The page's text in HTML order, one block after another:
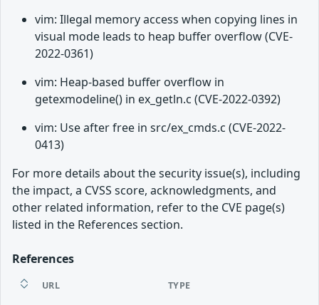
vim: Illegal memory access when copying lines in
visual mode leads to heap buffer overflow (CVE-
2022-0361)
vim: Heap-based buffer overflow in
getexmodeline() in ex_getln.c (CVE-2022-0392)
vim: Use after free in src/ex_cmds.c (CVE-2022-
0413)
For more details about the security issue(s), including
the impact, a CVSS score, acknowledgments, and
other related information, refer to the CVE page(s)
listed in the References section.
References
URL TYPE